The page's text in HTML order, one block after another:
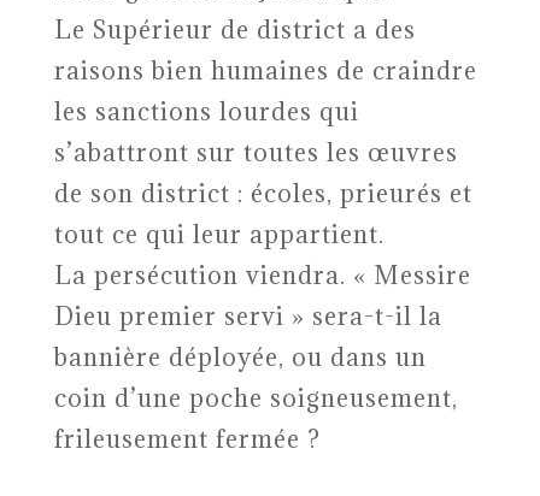
Le Supérieur de district a des
raisons bien humaines de craindre
les sanctions lourdes qui
s’abattront sur toutes les œuvres
de son district : écoles, prieurés et
tout ce qui leur appartient.
La persécution viendra. « Messire
Dieu premier servi » sera-t-il la
bannière déployée, ou dans un
coin d’une poche soigneusement,
frileusement fermée ?